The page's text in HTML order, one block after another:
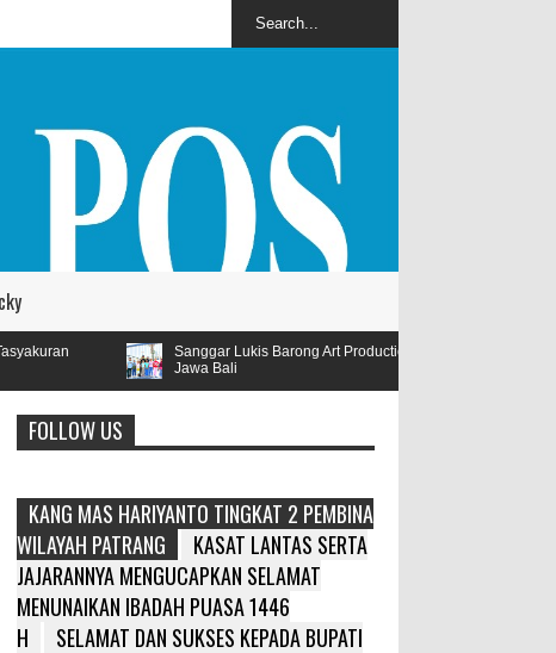
Lukis Barong Art Production Ramaikan Lomba Lukis Tema Pariwisata Se
FOLLOW US
KANG MAS HARIYANTO TINGKAT 2 PEMBINA
WILAYAH PATRANG
KASAT LANTAS SERTA
JAJARANNYA MENGUCAPKAN SELAMAT
MENUNAIKAN IBADAH PUASA 1446
H
SELAMAT DAN SUKSES KEPADA BUPATI